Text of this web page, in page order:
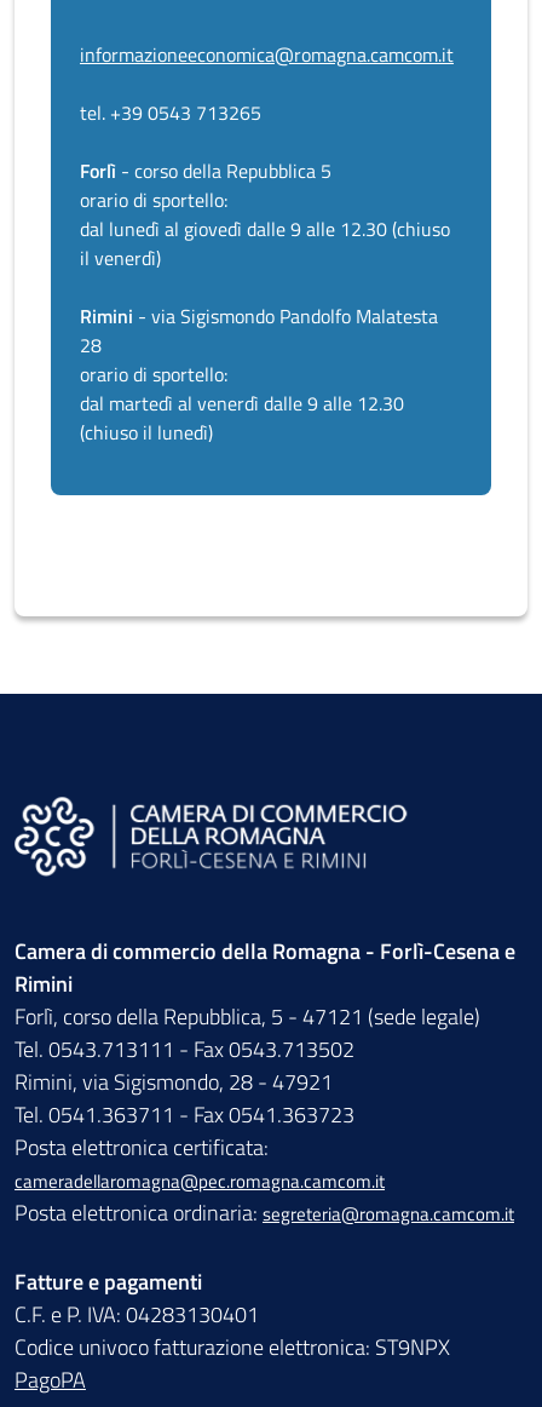
informazioneeconomica@romagna.camcom.it
tel. +39 0543 713265
Forlì - corso della Repubblica 5
orario di sportello:
dal lunedì al giovedì dalle 9 alle 12.30 (chiuso
il venerdì)
Rimini - via Sigismondo Pandolfo Malatesta
28
orario di sportello:
dal martedì al venerdì dalle 9 alle 12.30
(chiuso il lunedì)
Camera di commercio della Romagna - Forlì-Cesena e
Rimini
Forlì, corso della Repubblica, 5 - 47121 (sede legale)
Tel. 0543.713111 - Fax 0543.713502
Rimini, via Sigismondo, 28 - 47921
Tel. 0541.363711 - Fax 0541.363723
Posta elettronica certificata:
cameradellaromagna@pec.romagna.camcom.it
Posta elettronica ordinaria: segreteria@romagna.camcom.it
Fatture e pagamenti
C.F. e P. IVA: 04283130401
Codice univoco fatturazione elettronica: ST9NPX
PagoPA